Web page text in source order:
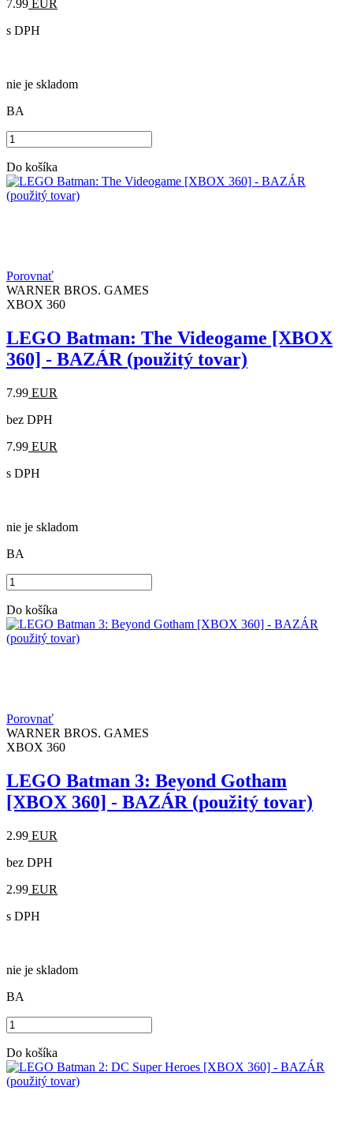
7.99 EUR
s DPH
nie je skladom
BA
Do košíka
Porovnať
WARNER BROS. GAMES
XBOX 360
LEGO Batman: The Videogame [XBOX
360] - BAZÁR (použitý tovar)
7.99 EUR
bez DPH
7.99 EUR
s DPH
nie je skladom
BA
Do košíka
Porovnať
WARNER BROS. GAMES
XBOX 360
LEGO Batman 3: Beyond Gotham
[XBOX 360] - BAZÁR (použitý tovar)
2.99 EUR
bez DPH
2.99 EUR
s DPH
nie je skladom
BA
Do košíka